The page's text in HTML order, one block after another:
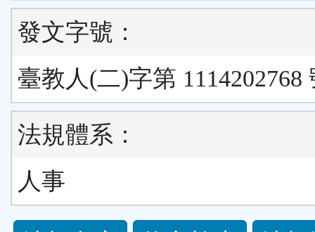
發文字號：
臺教人(二)字第 1114202768
法規體系：
人事